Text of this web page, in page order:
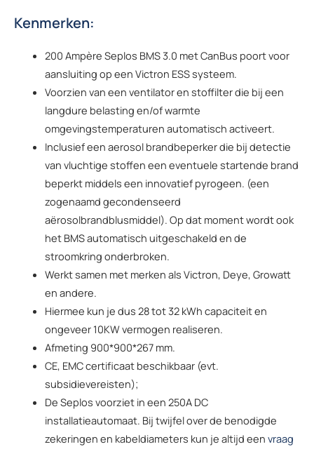
Kenmerken:
200 Ampère Seplos BMS 3.0 met CanBus poort voor
aansluiting op een Victron ESS systeem.
Voorzien van een ventilator en stoffilter die bij een
langdure belasting en/of warmte
omgevingstemperaturen automatisch activeert.
Inclusief een aerosol brandbeperker die bij detectie
van vluchtige stoffen een eventuele startende brand
beperkt middels een innovatief pyrogeen. (een
zogenaamd gecondenseerd
aërosolbrandblusmiddel). Op dat moment wordt ook
het BMS automatisch uitgeschakeld en de
stroomkring onderbroken.
Werkt samen met merken als Victron, Deye, Growatt
en andere.
Hiermee kun je dus 28 tot 32 kWh capaciteit en
ongeveer 10KW vermogen realiseren.
Afmeting 900*900*267 mm.
CE, EMC certificaat beschikbaar (evt.
subsidievereisten);
De Seplos voorziet in een 250A DC
installatieautomaat. Bij twijfel over de benodigde
zekeringen en kabeldiameters kun je altijd een vraag